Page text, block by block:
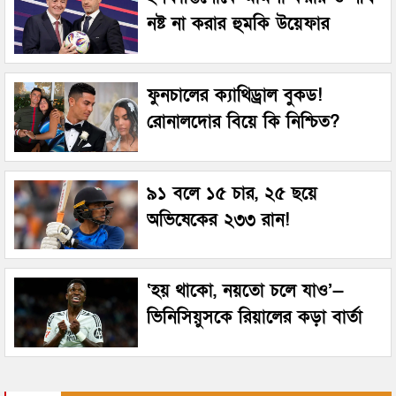
নষ্ট না করার হুমকি উয়েফার
ফুনচালের ক্যাথিড্রাল বুকড!
রোনালদোর বিয়ে কি নিশ্চিত?
৯১ বলে ১৫ চার, ২৫ ছয়ে
অভিষেকের ২৩৩ রান!
‘হয় থাকো, নয়তো চলে যাও’—
ভিনিসিয়ুসকে রিয়ালের কড়া বার্তা